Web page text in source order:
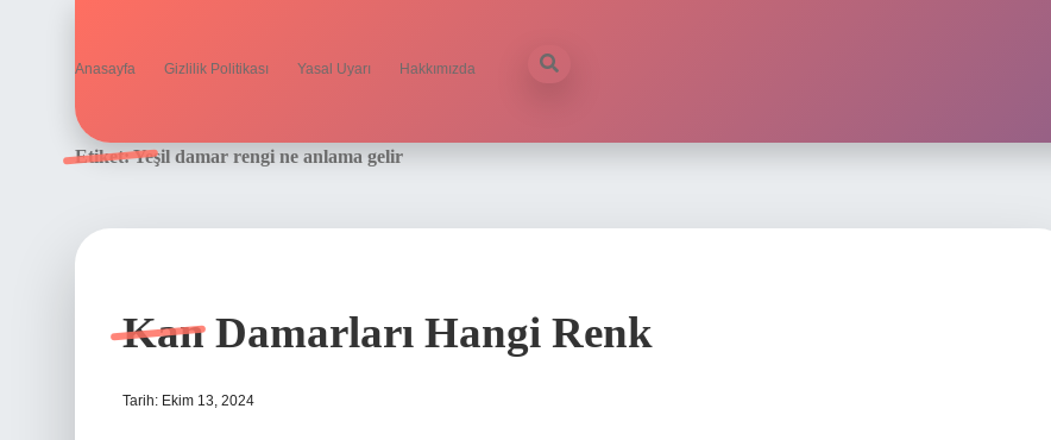
Anasayfa Gizlilik Politikası Yasal Uyarı Hakkımızda
Etiket:Yeşil damar rengi ne anlama gelir
Kan Damarları Hangi Renk
Tarih: Ekim 13, 2024